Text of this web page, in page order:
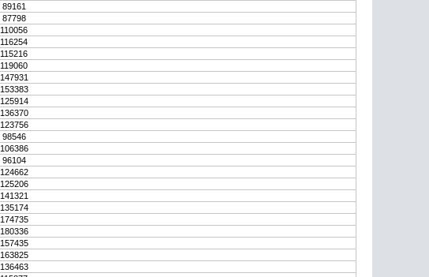
89161
87798
110056
116254
115216
119060
147931
153383
125914
136370
123756
98546
106386
96104
124662
125206
141321
135174
174735
180336
157435
163825
136463